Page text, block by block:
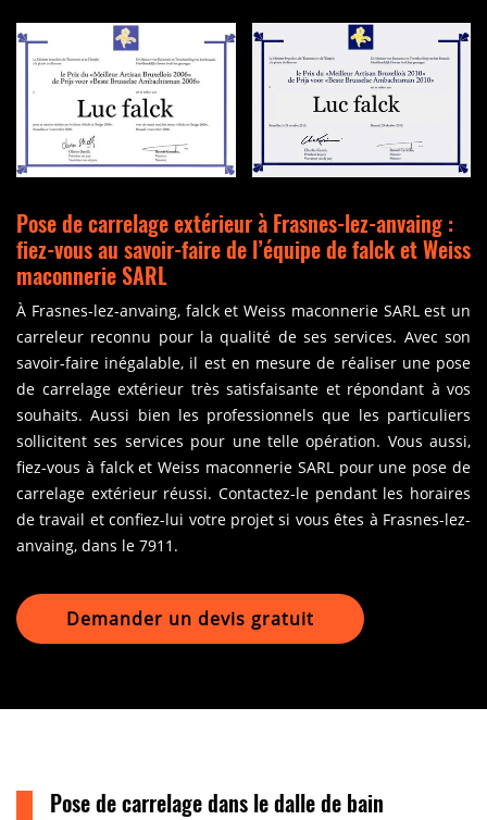
Pose de carrelage extérieur à Frasnes-lez-anvaing :
fiez-vous au savoir-faire de l’équipe de falck et Weiss
maconnerie SARL
À Frasnes-lez-anvaing, falck et Weiss maconnerie SARL est un
carreleur reconnu pour la qualité de ses services. Avec son
savoir-faire inégalable, il est en mesure de réaliser une pose
de carrelage extérieur très satisfaisante et répondant à vos
souhaits. Aussi bien les professionnels que les particuliers
sollicitent ses services pour une telle opération. Vous aussi,
fiez-vous à falck et Weiss maconnerie SARL pour une pose de
carrelage extérieur réussi. Contactez-le pendant les horaires
de travail et confiez-lui votre projet si vous êtes à Frasnes-lez-
anvaing, dans le 7911.
Demander un devis gratuit
Pose de carrelage dans le dalle de bain